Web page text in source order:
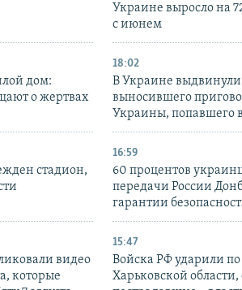
Украине выросло на
с июнем
дом:
о жертвах
18:02
В Украине выдвинули
выносившего
Украины, попавшего
стадион,
16:59
60 процентов
передачи России
гарантии
видео
которые
15:47
Войска РФ ударили
Харьковской